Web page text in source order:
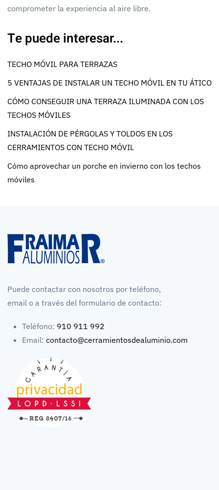
comprometer la experiencia al aire libre.
Te puede interesar...
TECHO MÓVIL PARA TERRAZAS
5 VENTAJAS DE INSTALAR UN TECHO MÓVIL EN TU ÁTICO
CÓMO CONSEGUIR UNA TERRAZA ILUMINADA CON LOS
TECHOS MÓVILES
INSTALACIÓN DE PÉRGOLAS Y TOLDOS EN LOS
CERRAMIENTOS CON TECHO MÓVIL
Cómo aprovechar un porche en invierno con los techos
móviles
Puede contactar con nosotros por teléfono,
email o a través del formulario de contacto:
Teléfono: 910 911 992
Email: contacto@cerramientosdealuminio.com